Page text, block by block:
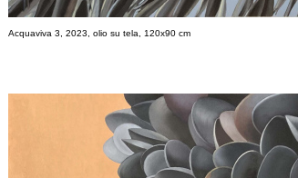
Acquaviva 3, 2023, olio su tela, 120x90 cm